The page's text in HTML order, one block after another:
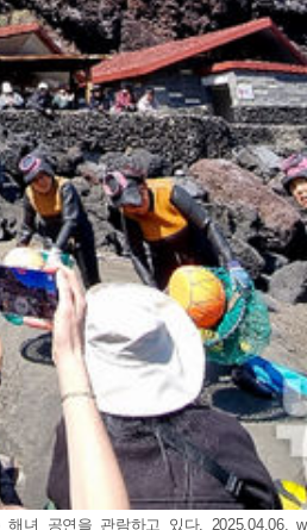
해녀 공연을 관람하고 있다. 2025.04.06.